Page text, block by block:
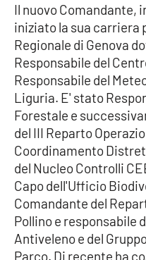
LaC Network
LaC OnAir
EDIZIONI
LOCALI
Catanzaro
Crotone
Vibo Valentia
Reggio Calabria
Il nuovo Comandante,
iniziato la sua carriera
Regionale di Genova
Responsabile del
Responsabile del
Liguria. E' stato
Forestale e
del III Reparto
Coordinamento
del Nucleo Controlli
Capo dell'Ufficio
Comandante del
Pollino e responsabile
Antiveleno e del
Parco. Di recente ha